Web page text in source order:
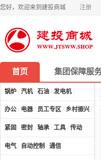
您好，欢迎来到建投商城 注册
首页 集团保障服
锅炉 / 汽机/ 石油 / 发电机/
办公 / 电器 / 员工专区 / 乡村振兴 /
紧固 / 密封 / 轴承 / 工具 / 传动
电气 / 自动控制 / 通信